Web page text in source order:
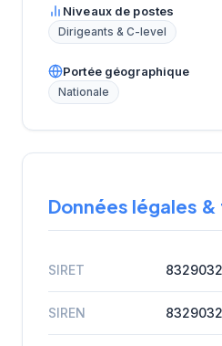
Niveaux de postes
Dirigeants & C-level
Portée géographique
Nationale
Données légales
SIRET
SIREN